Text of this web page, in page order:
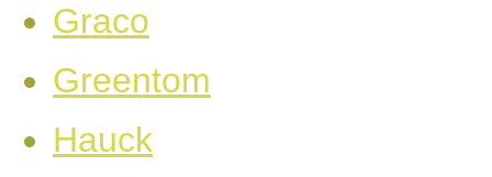
Graco
Greentom
Hauck